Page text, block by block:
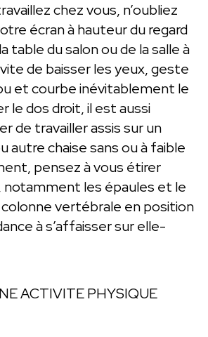
chez vous, n’oubliez
écran à hauteur du regard
table du salon ou de la salle à
de baisser les yeux, geste
et courbe inévitablement le
le dos droit, il est aussi
de travailler assis sur un
autre chaise sans ou à faible
pensez à vous étirer
les épaules et le
colonne vertébrale en position
à s’affaisser sur elle-
ACTIVITE PHYSIQUE